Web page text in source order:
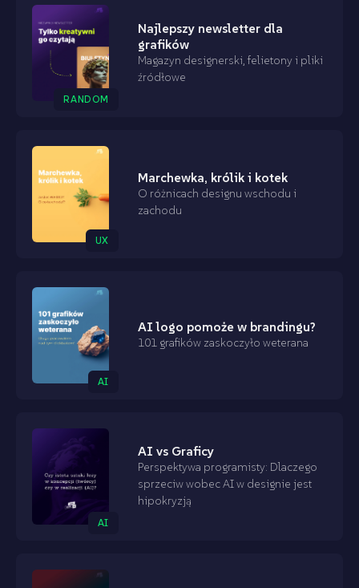
RANDOM
Najlepszy newsletter dla
grafików
Magazyn designerski, felietony i pliki
źródłowe
UX
Marchewka, królik i kotek
O różnicach designu wschodu i
zachodu
AI
AI logo pomoże w brandingu?
101 grafików zaskoczyło weterana
AI
AI vs Graficy
Perspektywa programisty: Dlaczego
sprzeciw wobec AI w designie jest
hipokryzją